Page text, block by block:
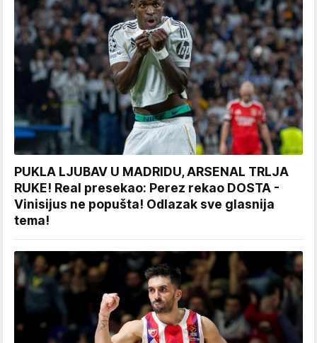
PUKLA LJUBAV U MADRIDU, ARSENAL TRLJA
RUKE! Real presekao: Perez rekao DOSTA -
Vinisijus ne popušta! Odlazak sve glasnija
tema!